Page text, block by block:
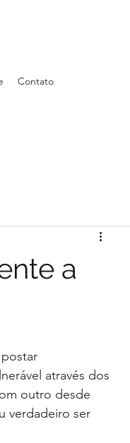
Contato
a
através dos
outro desde
verdadeiro ser